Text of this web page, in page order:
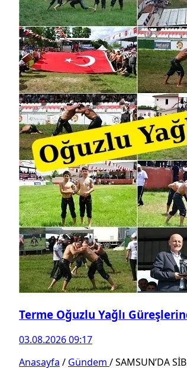
Terme Oğuzlu Yağlı
03.08.2026 09:17
Anasayfa / Gündem /SAMSUN’DA